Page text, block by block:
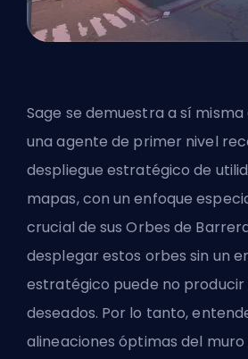
Sage se demuestra a sí
unaagente de primer nivel
despliegue estratégico de
mapas, con un enfoque
crucial de sus Orbes de
desplegar estos orbes sin un
estratégico puede no producir
deseados. Por lo tanto,
alineaciones óptimas del muro